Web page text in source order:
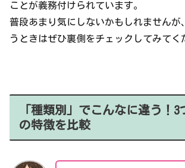
ことが義務付けられています。
普段あまり気にしないかもしれませんが
うときはぜひ裏側をチェックしてみてく
「種類別」でこんなに違う！3
の特徴を比較